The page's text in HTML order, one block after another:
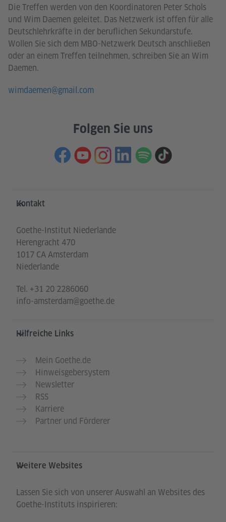
Die Treffen werden von den Koordinatoren Peter Schols
und Wim Daemen geleitet. Das Netzwerk ist offen für alle
Deutschlehrkräfte in der beruflichen Sekundarstufe.
Wollen Sie sich dem MBO-Netzwerk Deutsch anschließen
oder an einem Treffen teilnehmen, schreiben Sie an Wim
Daemen.
wimdaemen@gmail.com
Folgen Sie uns
Service- und Informationsbereich
Kontakt
Goethe-Institut Niederlande
Herengracht 470
1017 CA Amsterdam
Niederlande
Tel. +31 20 2286060
info-amsterdam@goethe.de
Hilfreiche Links
Mein Goethe.de
Hinweisgebersystem
Newsletter
RSS
Karriere
Partner und Förderer
Weitere Websites
Lassen Sie sich von unserer Auswahl an Websites des
Goethe-Instituts inspirieren: